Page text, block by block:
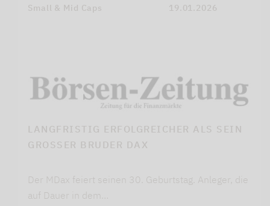
Small & Mid Caps 19.01.2026
LANGFRISTIG ERFOLGREICHER ALS SEIN
GROSSER BRUDER DAX
Der MDax feiert seinen 30. Geburtstag. Anleger, die
auf Dauer in dem…